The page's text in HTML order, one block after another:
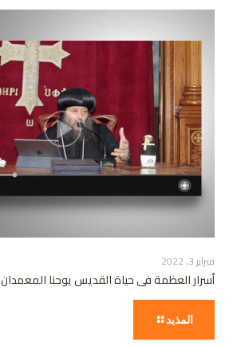
فبراير 3, 2022
أسرار العظمة فى حياة القديس يوحنا المعمدان
المذيد